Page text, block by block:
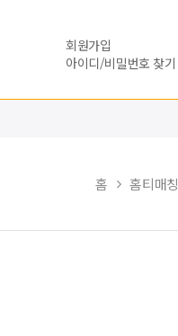
회원가입
아이디/비밀번호 찾기
홈 홈티매칭